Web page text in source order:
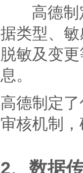
高德制定
据类型、
脱敏及变
息。
高德制定
审核机制
2、数据